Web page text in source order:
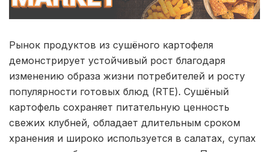
Рынок продуктов из сушёного картофеля
демонстрирует устойчивый рост благодаря
изменению образа жизни потребителей и росту
популярности готовых блюд (RTE). Сушёный
картофель сохраняет питательную ценность
свежих клубней, обладает длительным сроком
хранения и широко используется в салатах, супах